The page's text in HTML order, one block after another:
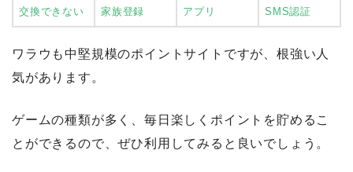
交換できない 家族登録 アプリ SMS認証
ワラウも中堅規模のポイントサイトですが、根強い人
気があります。
ゲームの種類が多く、毎日楽しくポイントを貯めるこ
とができるので、ぜひ利用してみると良いでしょう。